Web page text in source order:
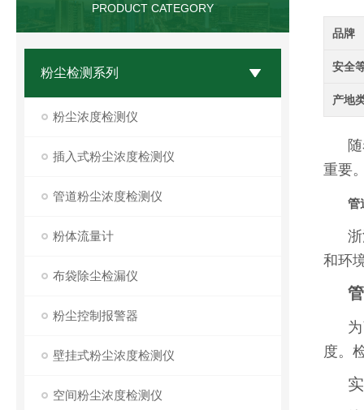
PRODUCT CATEGORY
粉尘检测系列
粉尘浓度检测仪
插入式粉尘浓度检测仪
管道粉尘浓度检测仪
粉体流量计
布袋除尘检漏仪
粉尘控制报警器
壁挂式粉尘浓度检测仪
空间粉尘浓度检测仪
品牌
安全
产地
重要
管
和环
度。